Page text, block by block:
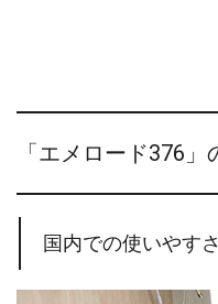
「エメロード376」
国内での使いやす